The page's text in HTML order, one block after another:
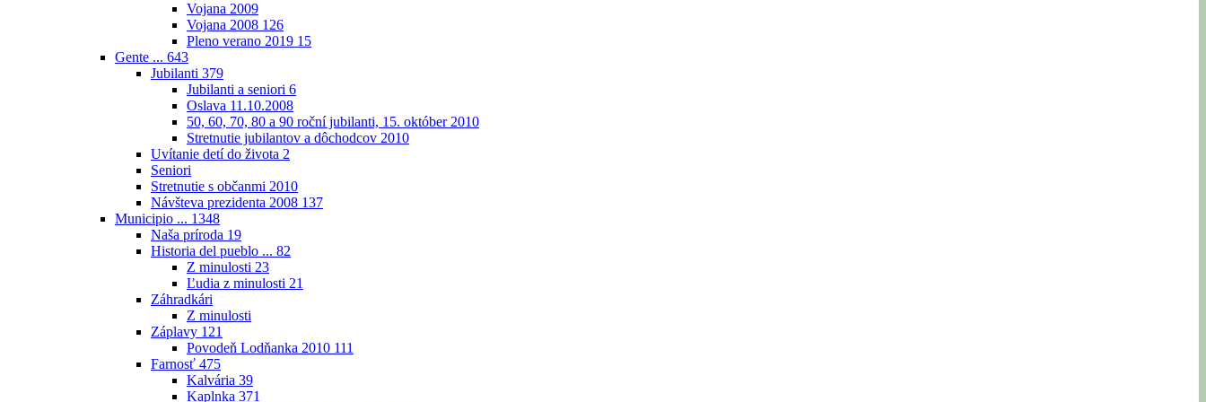
Vojana 2009
Vojana 2008 126
Pleno verano 2019 15
Gente ... 643
Jubilanti 379
Jubilanti a seniori 6
Oslava 11.10.2008
50, 60, 70, 80 a 90 roční jubilanti, 15. október 2010
Stretnutie jubilantov a dôchodcov 2010
Uvítanie detí do života 2
Seniori
Stretnutie s občanmi 2010
Návšteva prezidenta 2008 137
Municipio ... 1348
Naša príroda 19
Historia del pueblo ... 82
Z minulosti 23
Ľudia z minulosti 21
Záhradkári
Z minulosti
Záplavy 121
Povodeň Lodňanka 2010 111
Farnosť 475
Kalvária 39
Kaplnka 371